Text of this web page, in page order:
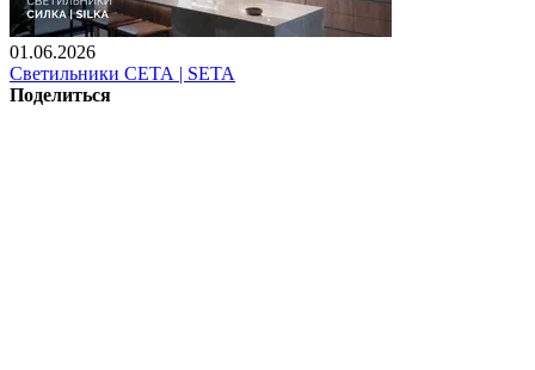
01.06.2026
Светильники СЕТА | SETA
Поделиться